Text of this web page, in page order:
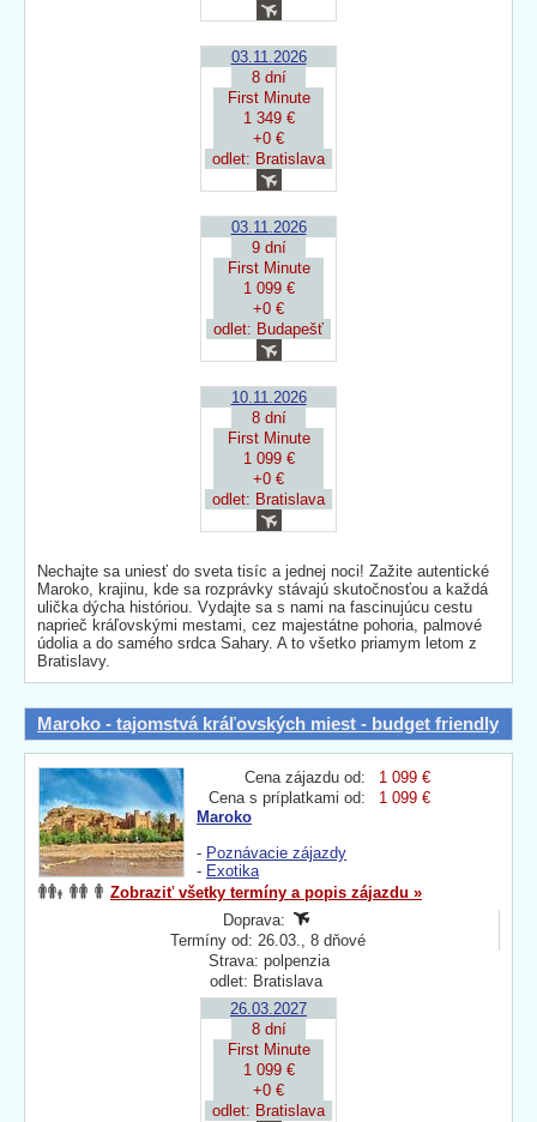
03.11.2026
8 dní
First Minute
1 349 €
+0 €
odlet: Bratislava
03.11.2026
9 dní
First Minute
1 099 €
+0 €
odlet: Budapešť
10.11.2026
8 dní
First Minute
1 099 €
+0 €
odlet: Bratislava
Nechajte sa uniesť do sveta tisíc a jednej noci! Zažite autentické
Maroko, krajinu, kde sa rozprávky stávajú skutočnosťou a každá
ulička dýcha históriou. Vydajte sa s nami na fascinujúcu cestu
naprieč kráľovskými mestami, cez majestátne pohoria, palmové
údolia a do samého srdca Sahary. A to všetko priamym letom z
Bratislavy.
Maroko - tajomstvá kráľovských miest - budget friendly
Cena zájazdu od:
1 099 €
Cena s príplatkami od:
1 099 €
Maroko
- Poznávacie zájazdy
- Exotika
Zobraziť všetky termíny a popis zájazdu »
Doprava:
Termíny od: 26.03., 8 dňové
Strava: polpenzia
odlet: Bratislava
26.03.2027
8 dní
First Minute
1 099 €
+0 €
odlet: Bratislava